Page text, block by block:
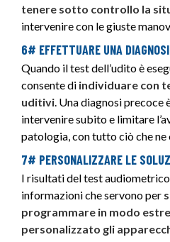
tenere sotto controllo la
intervenire con le giuste
6# EFFETTUARE UNA
Quando il test dell’udito è
consente di individuare con
uditivi. Una diagnosi precoce
intervenire subito e limitare
patologia, con tutto ciò che ne
7# PERSONALIZZARE LE
I risultati del test
informazioni che servono per
programmare in modo
personalizzato gli